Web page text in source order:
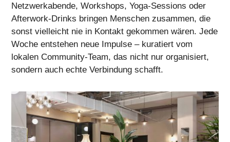
Netzwerkabende, Workshops, Yoga-Sessions oder
Afterwork-Drinks bringen Menschen zusammen, die
sonst vielleicht nie in Kontakt gekommen wären. Jede
Woche entstehen neue Impulse – kuratiert vom
lokalen Community-Team, das nicht nur organisiert,
sondern auch echte Verbindung schafft.